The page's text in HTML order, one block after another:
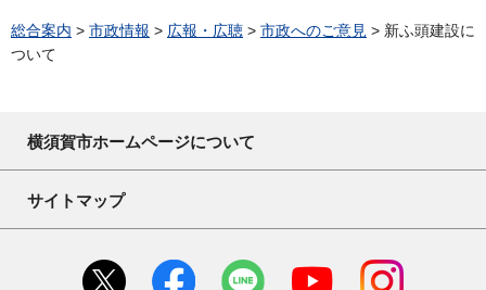
総合案内 > 市政情報 > 広報・広聴 > 市政へのご意見 > 新ふ頭建設に
ついて
横須賀市ホームページについて
サイトマップ